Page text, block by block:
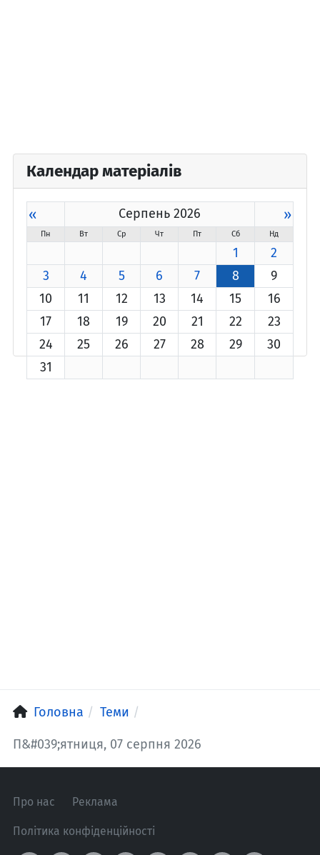
Календар матеріалів
« Серпень 2026 »
Пн Вт Ср Чт Пт Сб Нд
1
2
3
4 5 6 7 8
9
10
11 12 13 14 15
16
17
18 19 20 21 22
23
24
25 26 27 28 29
30
31
Головна Теми
П&#039;ятниця, 07 серпня 2026
Про нас Реклама
Політика конфіденційності